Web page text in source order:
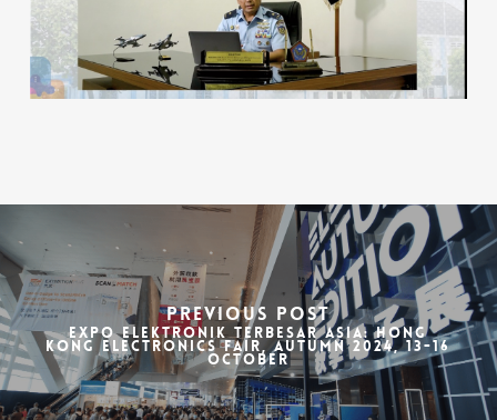
Previous Post
Expo Elektronik Terbesar Asia: Hong
Kong Electronics Fair, Autumn 2024, 13-16
October